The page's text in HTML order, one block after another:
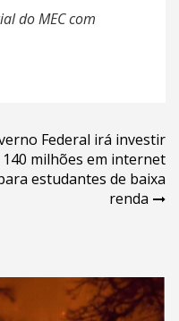
do MEC com
Federal irá investir
140 milhões em internet
estudantes de baixa
renda